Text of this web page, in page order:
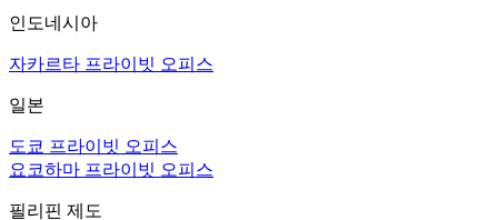
인도네시아
자카르타 프라이빗 오피스
일본
도쿄 프라이빗 오피스
요코하마 프라이빗 오피스
필리핀 제도